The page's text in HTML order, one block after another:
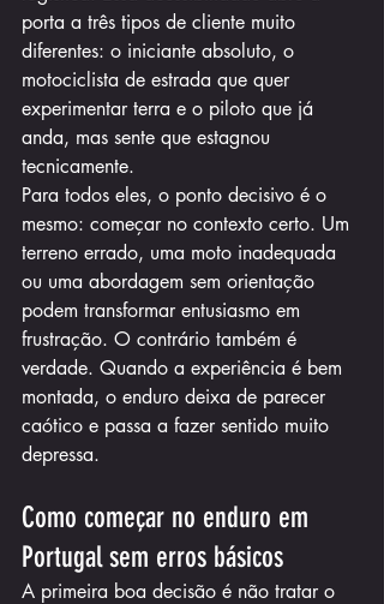
porta a três tipos de cliente muito
diferentes: o iniciante absoluto, o
motociclista de estrada que quer
experimentar terra e o piloto que já
anda, mas sente que estagnou
tecnicamente.
Para todos eles, o ponto decisivo é o
mesmo: começar no contexto certo. Um
terreno errado, uma moto inadequada
ou uma abordagem sem orientação
podem transformar entusiasmo em
frustração. O contrário também é
verdade. Quando a experiência é bem
montada, o enduro deixa de parecer
caótico e passa a fazer sentido muito
depressa.
Como começar no enduro em
Portugal sem erros básicos
A primeira boa decisão é não tratar o